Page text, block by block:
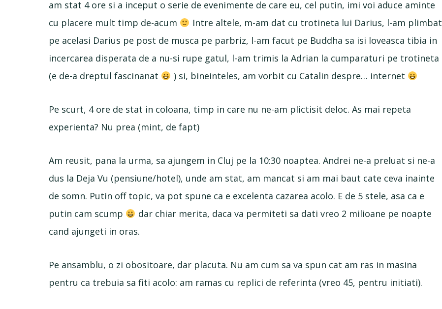
am stat 4 ore si a inceput o serie de evenimente de care eu, cel putin, imi voi aduce aminte
cu placere mult timp de-acum
Intre altele, m-am dat cu trotineta lui Darius, l-am plimbat
pe acelasi Darius pe post de musca pe parbriz, l-am facut pe Buddha sa isi loveasca tibia in
incercarea disperata de a nu-si rupe gatul, l-am trimis la Adrian la cumparaturi pe trotineta
(e de-a dreptul fascinanat
) si, bineinteles, am vorbit cu Catalin despre… internet
Pe scurt, 4 ore de stat in coloana, timp in care nu ne-am plictisit deloc. As mai repeta
experienta? Nu prea (mint, de fapt)
Am reusit, pana la urma, sa ajungem in Cluj pe la 10:30 noaptea. Andrei ne-a preluat si ne-a
dus la Deja Vu (pensiune/hotel), unde am stat, am mancat si am mai baut cate ceva inainte
de somn. Putin off topic, va pot spune ca e excelenta cazarea acolo. E de 5 stele, asa ca e
putin cam scump
dar chiar merita, daca va permiteti sa dati vreo 2 milioane pe noapte
cand ajungeti in oras.
Pe ansamblu, o zi obositoare, dar placuta. Nu am cum sa va spun cat am ras in masina
pentru ca trebuia sa fiti acolo: am ramas cu replici de referinta (vreo 45, pentru initiati).